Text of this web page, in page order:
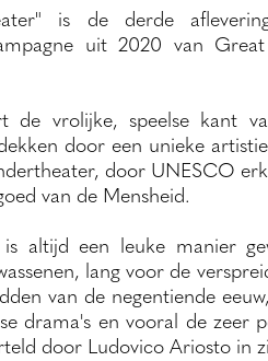
is de derde
uit 2020 van
de vrolijke, speelse kant
door een unieke
door UNESCO
van de Mensheid.
altijd een leuke manier
lang voor de
van de negentiende
drama's en vooral de zeer
door Ludovico Ariosto in